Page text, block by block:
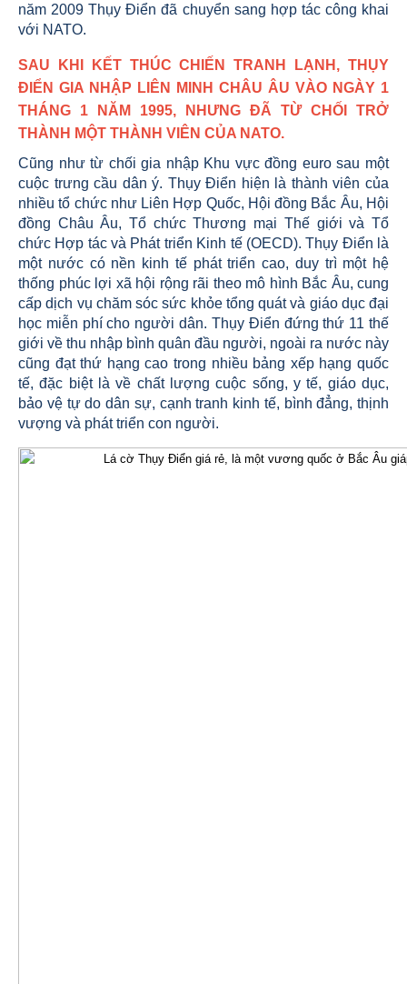
năm 2009 Thụy Điển đã chuyển sang hợp tác công khai
với NATO.
SAU KHI KẾT THÚC CHIẾN TRANH LẠNH, THỤY
ĐIỂN GIA NHẬP LIÊN MINH CHÂU ÂU VÀO NGÀY 1
THÁNG 1 NĂM 1995, NHƯNG ĐÃ TỪ CHỐI TRỞ
THÀNH MỘT THÀNH VIÊN CỦA NATO.
Cũng như từ chối gia nhập Khu vực đồng euro sau một
cuộc trưng cầu dân ý. Thụy Điển hiện là thành viên của
nhiều tổ chức như Liên Hợp Quốc, Hội đồng Bắc Âu, Hội
đồng Châu Âu, Tổ chức Thương mại Thế giới và Tổ
chức Hợp tác và Phát triển Kinh tế (OECD). Thụy Điển là
một nước có nền kinh tế phát triển cao, duy trì một hệ
thống phúc lợi xã hội rộng rãi theo mô hình Bắc Âu, cung
cấp dịch vụ chăm sóc sức khỏe tổng quát và giáo dục đại
học miễn phí cho người dân. Thụy Điển đứng thứ 11 thế
giới về thu nhập bình quân đầu người, ngoài ra nước này
cũng đạt thứ hạng cao trong nhiều bảng xếp hạng quốc
tế, đặc biệt là về chất lượng cuộc sống, y tế, giáo dục,
bảo vệ tự do dân sự, cạnh tranh kinh tế, bình đẳng, thịnh
vượng và phát triển con người.